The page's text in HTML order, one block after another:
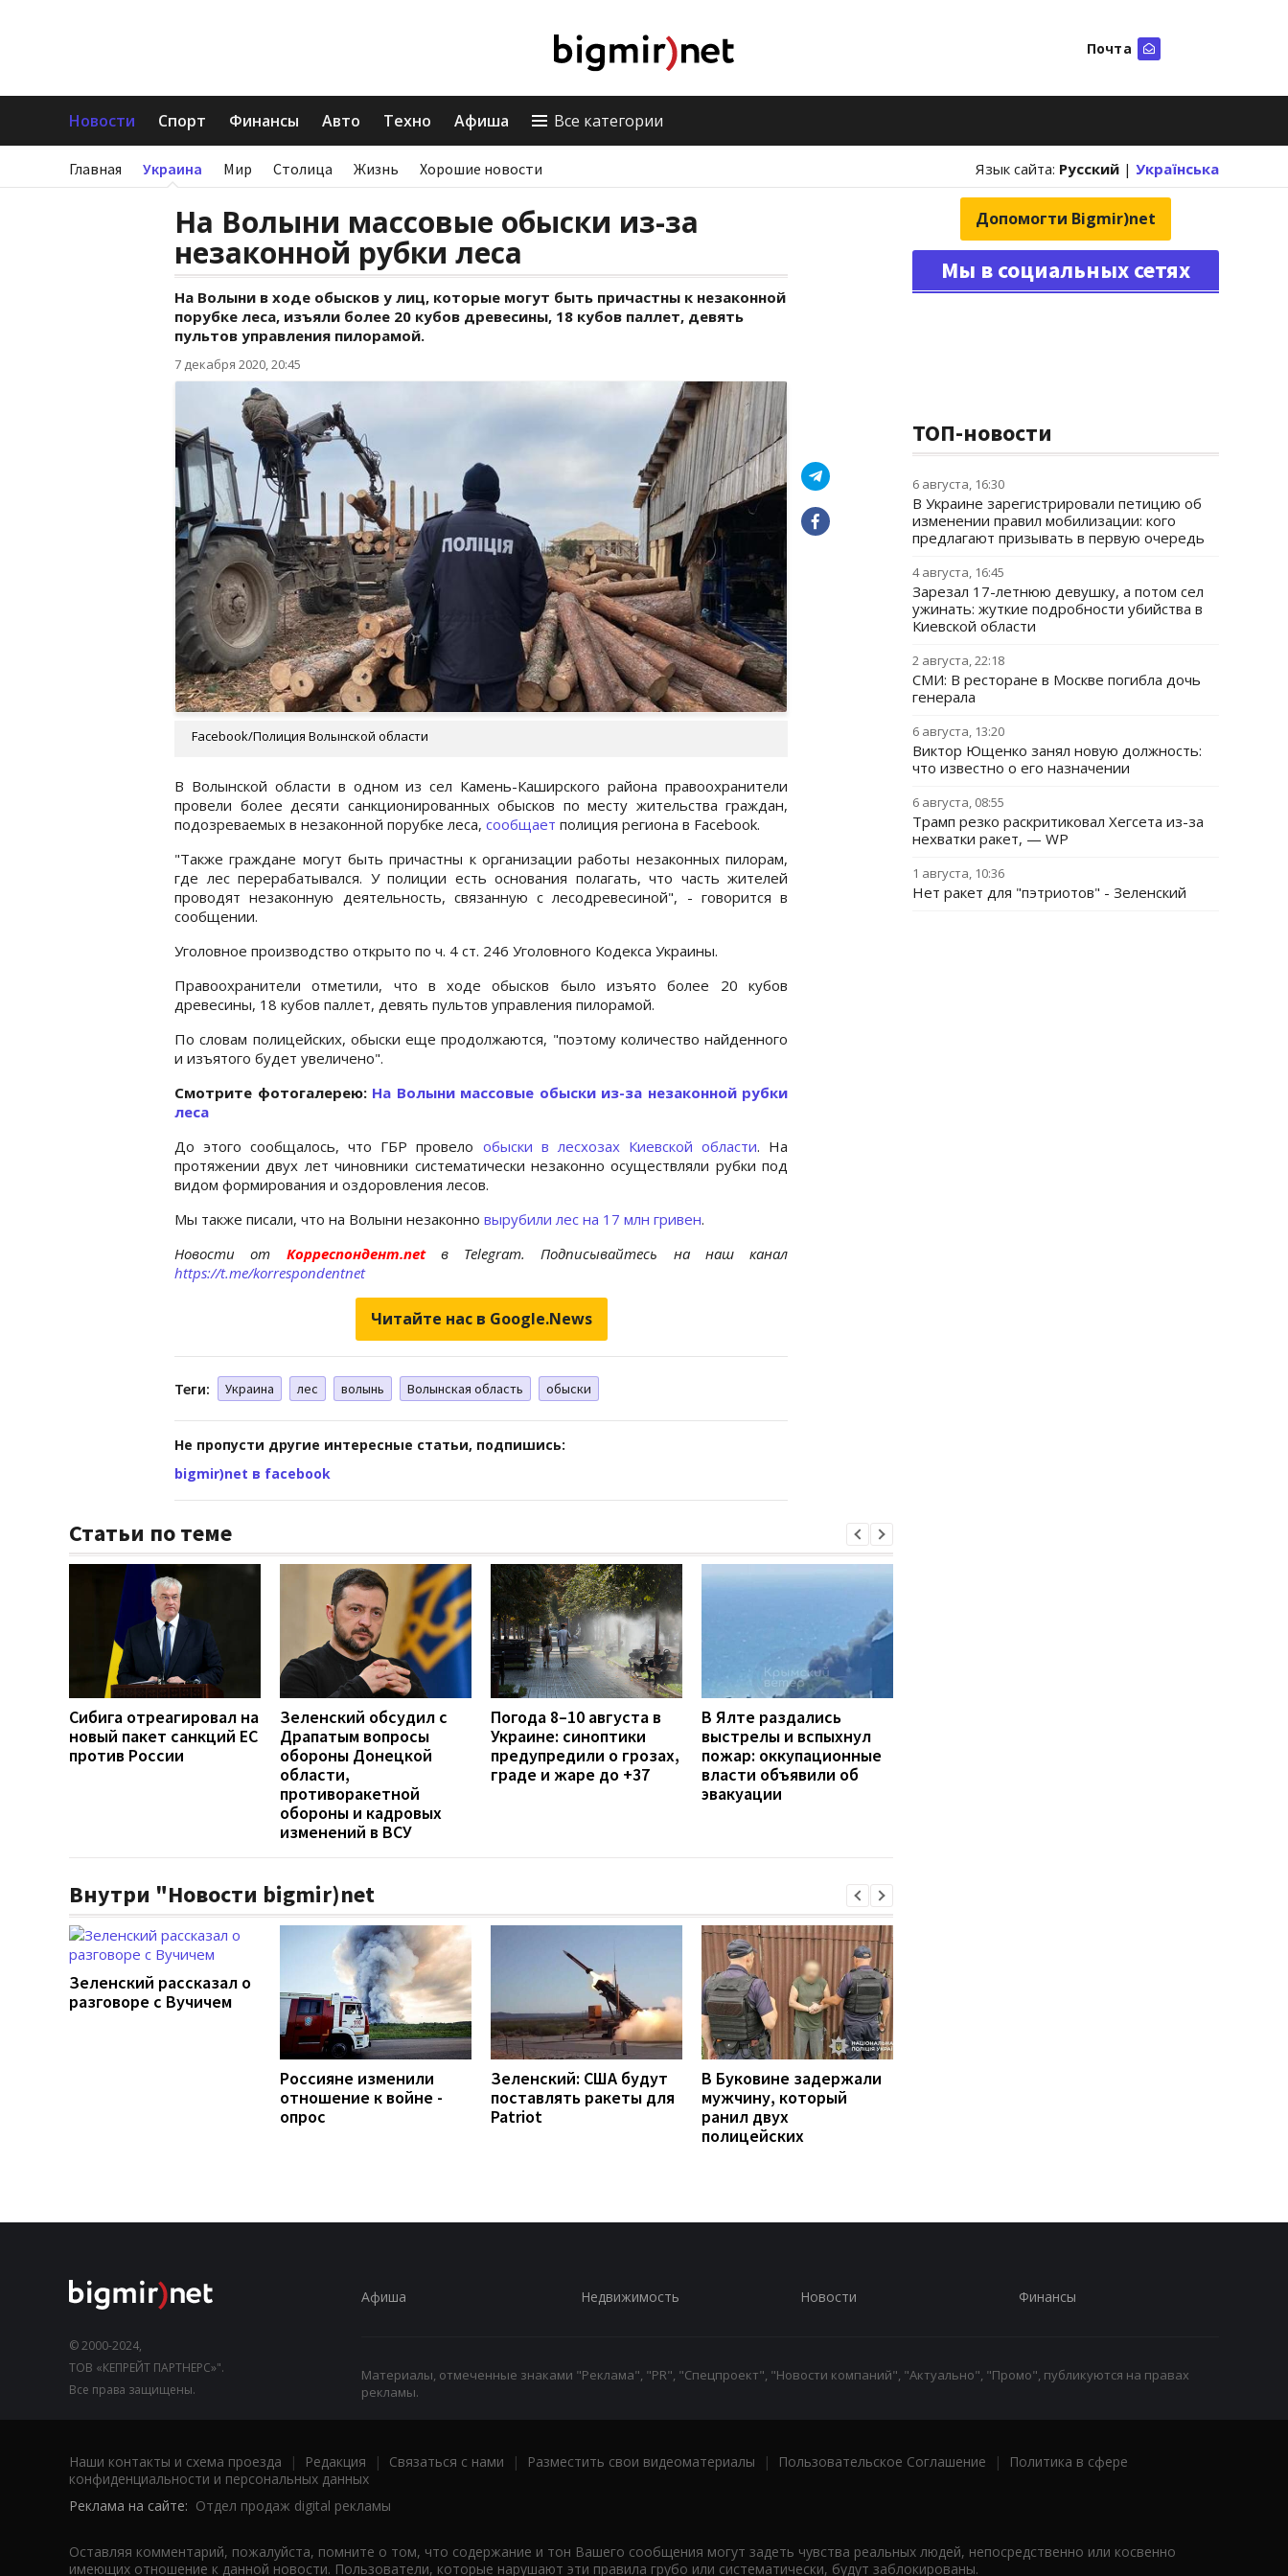
Почта
Новости Спорт Финансы Авто Техно Афиша Все категории
Главная Украина Мир Столица Жизнь Хорошие новости Язык сайта: Русский | Українська
На Волыни массовые обыски из-за
незаконной рубки леса
На Волыни в ходе обысков у лиц, которые могут быть причастны к незаконной
порубке леса, изъяли более 20 кубов древесины, 18 кубов паллет, девять
пультов управления пилорамой.
7 декабря 2020, 20:45
Facebook/Полиция Волынской области
В Волынской области в одном из сел Камень-Каширского района правоохранители
провели более десяти санкционированных обысков по месту жительства граждан,
подозреваемых в незаконной порубке леса, сообщает полиция региона в Facebook.
"Также граждане могут быть причастны к организации работы незаконных пилорам,
где лес перерабатывался. У полиции есть основания полагать, что часть жителей
проводят незаконную деятельность, связанную с лесодревесиной", - говорится в
сообщении.
Уголовное производство открыто по ч. 4 ст. 246 Уголовного Кодекса Украины.
Правоохранители отметили, что в ходе обысков было изъято более 20 кубов
древесины, 18 кубов паллет, девять пультов управления пилорамой.
По словам полицейских, обыски еще продолжаются, "поэтому количество найденного
и изъятого будет увеличено".
Cмотрите фотогалерею: На Волыни массовые обыски из-за незаконной рубки
леса
До этого сообщалось, что ГБР провело обыски в лесхозах Киевской области. На
протяжении двух лет чиновники систематически незаконно осуществляли рубки под
видом формирования и оздоровления лесов.
Мы также писали, что на Волыни незаконно вырубили лес на 17 млн гривен.
Новости от Корреспондент.net в Telegram. Подписывайтесь на наш канал
https://t.me/korrespondentnet
Читайте нас в Google.News
Теги: Украина лес волынь Волынская область обыски
Не пропусти другие интересные статьи, подпишись:
bigmir)net в facebook
Статьи по теме
Сибига отреагировал на
новый пакет санкций ЕС
против России
Зеленский обсудил с
Драпатым вопросы
обороны Донецкой
области,
противоракетной
обороны и кадровых
изменений в ВСУ
Погода 8–10 августа в
Украине: синоптики
предупредили о грозах,
граде и жаре до +37
В Ялте раздались
выстрелы и вспыхнул
пожар: оккупационные
власти объявили об
эвакуации
Внутри "Новости bigmir)net
Зеленский рассказал о
разговоре с Вучичем
Россияне изменили
отношение к войне -
опрос
Зеленский: США будут
поставлять ракеты для
Patriot
В Буковине задержали
мужчину, который
ранил двух
полицейских
Допомогти Bigmir)net
Мы в социальных сетях
ТОП-новости
6 августа, 16:30
В Украине зарегистрировали петицию об
изменении правил мобилизации: кого
предлагают призывать в первую очередь
4 августа, 16:45
Зарезал 17-летнюю девушку, а потом сел
ужинать: жуткие подробности убийства в
Киевской области
2 августа, 22:18
СМИ: В ресторане в Москве погибла дочь
генерала
6 августа, 13:20
Виктор Ющенко занял новую должность:
что известно о его назначении
6 августа, 08:55
Трамп резко раскритиковал Хегсета из-за
нехватки ракет, — WP
1 августа, 10:36
Нет ракет для "пэтриотов" - Зеленский
© 2000-2024,
ТОВ «КЕПРЕЙТ ПАРТНЕРС»".
Все права защищены.
Афиша Недвижимость Новости Финансы
Материалы, отмеченные знаками "Реклама", "PR", "Спецпроект", "Новости компаний", "Актуально", "Промо", публикуются на правах
рекламы.
Наши контакты и схема проезда | Редакция | Связаться с нами | Разместить свои видеоматериалы | Пользовательское Соглашение |
Политика в сфере
конфиденциальности и персональных данных
Реклама на сайте: Отдел продаж digital рекламы
Оставляя комментарий, пожалуйста, помните о том, что содержание и тон Вашего сообщения могут задеть чувства реальных людей, непосредственно или косвенно
имеющих отношение к данной новости. Пользователи, которые нарушают эти правила грубо или систематически, будут заблокированы.